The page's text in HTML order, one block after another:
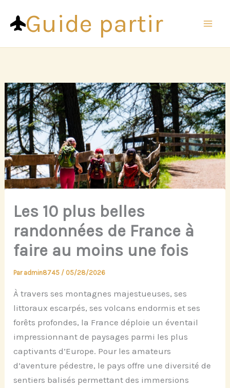
contenuGuide partir
Les 10 plus belles
randonnées de France à
faire au moins une fois
Par admin8745 / 05/28/2026
À travers ses montagnes majestueuses, ses
littoraux escarpés, ses volcans endormis et ses
forêts profondes, la France déploie un éventail
impressionnant de paysages parmi les plus
captivants d’Europe. Pour les amateurs
d’aventure pédestre, le pays offre une diversité de
sentiers balisés permettant des immersions